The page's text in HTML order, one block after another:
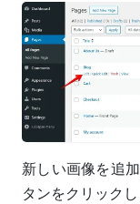
新しい画像を追
タンをクリック